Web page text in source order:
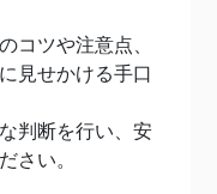
コツや注意点、
見せかける手口
判断を行い、安
さい。